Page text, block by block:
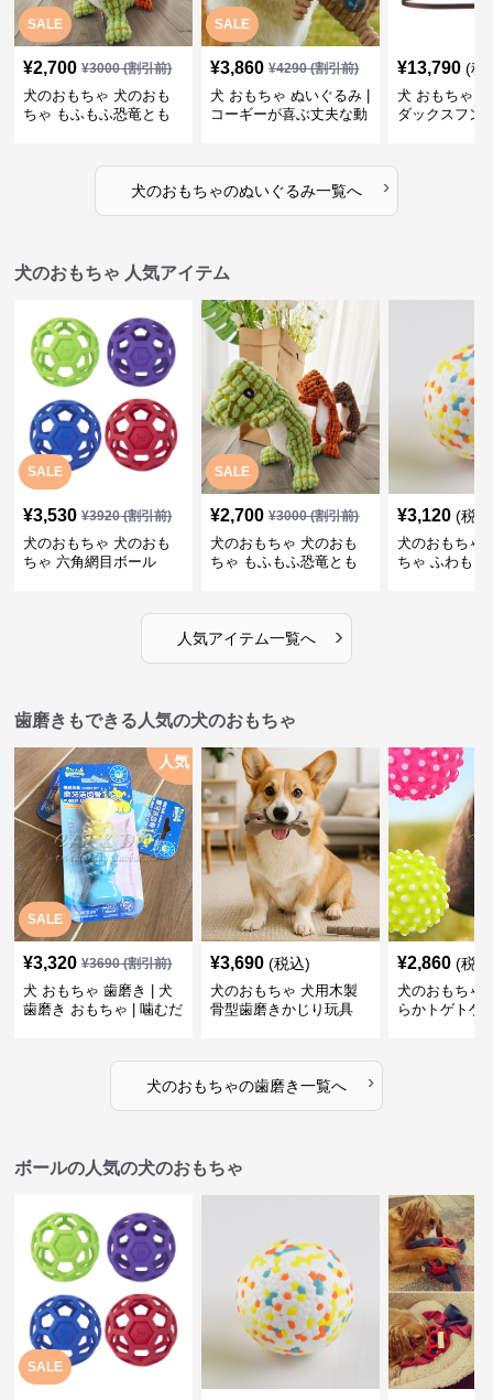
SALE
¥2,700 ¥3000(割引前)
犬のおもちゃ 犬のおも
ちゃ もふもふ恐竜とも
SALE
¥3,860 ¥4290(割引前)
犬 おもちゃ ぬいぐるみ |
コーギーが喜ぶ丈夫な動
¥13,790 (税
犬 おもちゃ
ダックスフン
犬のおもちゃのぬいぐるみ一覧へ ›
犬のおもちゃ 人気アイテム
SALE
¥3,530 ¥3920(割引前)
犬のおもちゃ 犬のおも
ちゃ 六角網目ボール
SALE
¥2,700 ¥3000(割引前)
犬のおもちゃ 犬のおも
ちゃ もふもふ恐竜とも
¥3,120 (税
犬のおもちゃ
ちゃ ふわもこ
人気アイテム一覧へ ›
歯磨きもできる人気の犬のおもちゃ
SALE
人気
¥3,320 ¥3690(割引前)
犬 おもちゃ 歯磨き | 犬
歯磨き おもちゃ | 噛むだ
¥3,690 (税込)
犬のおもちゃ 犬用木製
骨型歯磨きかじり玩具
¥2,860 (税
犬のおもちゃ
らかトゲトゲ
犬のおもちゃの歯磨き一覧へ ›
ボールの人気の犬のおもちゃ
SALE